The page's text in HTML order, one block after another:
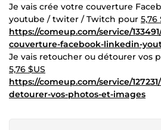
Je vais crée votre couverture
youtube / twiter / Twitch pour 5,76
https://comeup.com/service/
couverture-facebook-linkedin-
Je vais retoucher ou détourer vos
5,76 $US
https://comeup.com/service/
detourer-vos-photos-et-images